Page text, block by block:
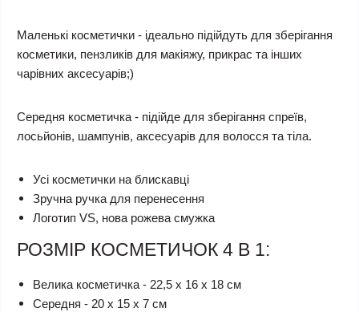
Маленькі косметички - ідеально підійдуть для зберігання
косметики, пензликів для макіяжу, прикрас та інших
чарівних аксесуарів;)
Середня косметичка - підійде для зберігання спреїв,
лосьйонів, шампунів, аксесуарів для волосся та тіла.
Усі косметички на блискавці
Зручна ручка для перенесення
Логотип VS, нова рожева смужка
РОЗМІР КОСМЕТИЧОК 4 В 1:
Велика косметичка - 22,5 х 16 х 18 см
Середня - 20 х 15 х 7 см